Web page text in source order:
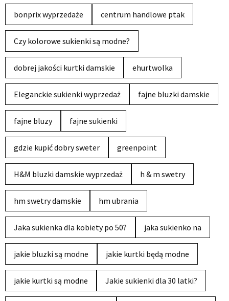
bonprix wyprzedaże centrum handlowe ptak
Czy kolorowe sukienki są modne?
dobrej jakości kurtki damskie ehurtwolka
Eleganckie sukienki wyprzedaż fajne bluzki damskie
fajne bluzy fajne sukienki
gdzie kupić dobry sweter greenpoint
H&M bluzki damskie wyprzedaż h & m swetry
hm swetry damskie hm ubrania
Jaka sukienka dla kobiety po 50? jaka sukienko na
jakie bluzki są modne jakie kurtki będą modne
jakie kurtki są modne Jakie sukienki dla 30 latki?